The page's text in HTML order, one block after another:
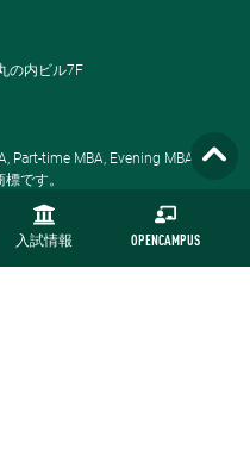
入試情報 OPENCAMPUS
の内ビル7F
Part-time MBA, Evening MBA,
です。